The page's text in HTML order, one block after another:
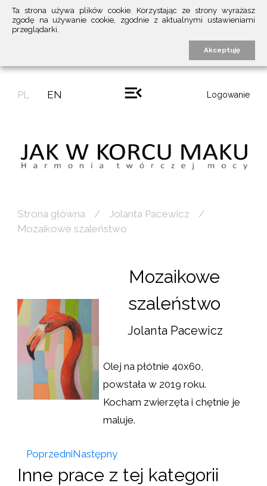
Ta strona używa plików cookie. Korzystając ze strony wyrażasz
zgodę na używanie cookie, zgodnie z aktualnymi ustawieniami
przeglądarki.
Akceptuję
PL EN Logowanie
Strona główna
Jolanta Pacewicz
Mozaikowe szaleństwo
Mozaikowe
szaleństwo
Jolanta Pacewicz
Olej na płótnie 40x60,
powstała w 2019 roku.
Kocham zwierzęta i chętnie je
maluje.
PoprzedniNastępny
Inne prace z tej kategorii